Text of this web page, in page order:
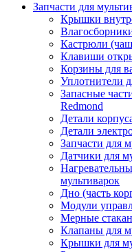
Запчасти для
Крышки
Кастрюли
Клавиши
Корзины для
Уплотнители
Запасные
Redmond
Детали
Детали
Запчасти для
Датчики для
мультиварок
Дно (часть
Модули
Мерные
Клапаны для
Крышки для